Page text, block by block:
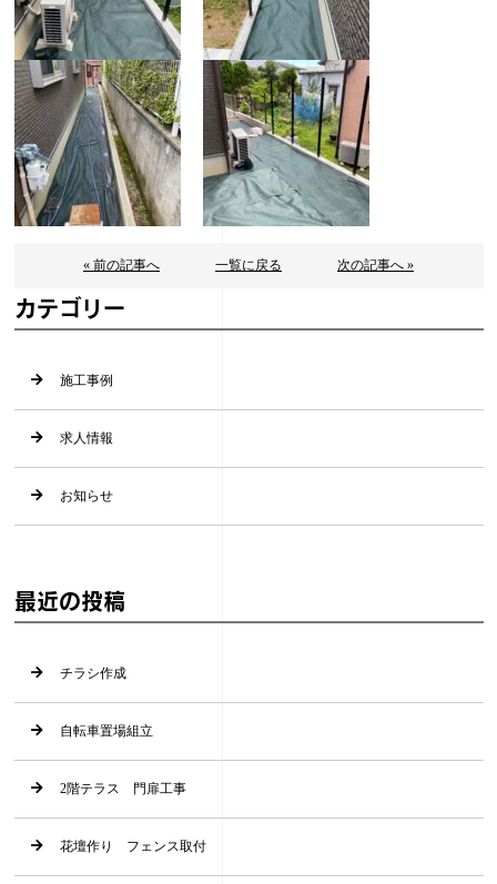
« 前の記事へ 一覧に戻る 次の記事へ »
カテゴリー
施工事例
求人情報
お知らせ
最近の投稿
チラシ作成
自転車置場組立
2階テラス 門扉工事
花壇作り フェンス取付